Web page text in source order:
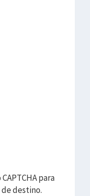
para
destino.